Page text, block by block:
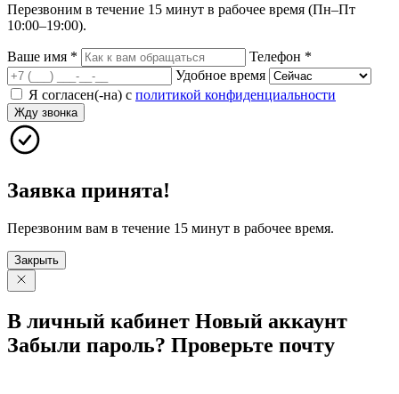
Перезвоним в течение 15 минут в рабочее время (Пн–Пт
10:00–19:00).
Ваше имя * Телефон *
Удобное время
Я согласен(-на) с политикой конфиденциальности
Жду звонка
Заявка принята!
Перезвоним вам в течение 15 минут в рабочее время.
Закрыть
В личный кабинет Новый аккаунт
Забыли пароль? Проверьте почту